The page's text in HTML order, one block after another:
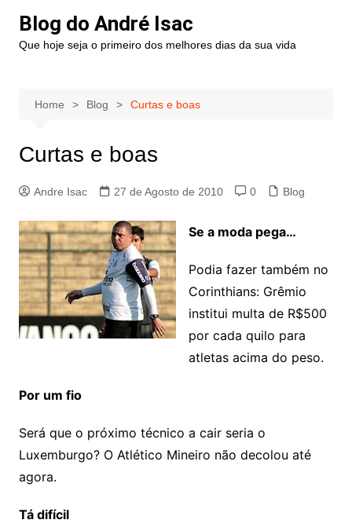
Blog do André Isac
Que hoje seja o primeiro dos melhores dias da sua vida
Home Blog Curtas e boas
Curtas e boas
Andre Isac 27 de Agosto de 2010 0 Blog
Se a moda pega…
Podia fazer também no
Corinthians: Grêmio
institui multa de R$500
por cada quilo para
atletas acima do peso.
Por um fio
Será que o próximo técnico a cair seria o
Luxemburgo? O Atlético Mineiro não decolou até
agora.
Tá difícil